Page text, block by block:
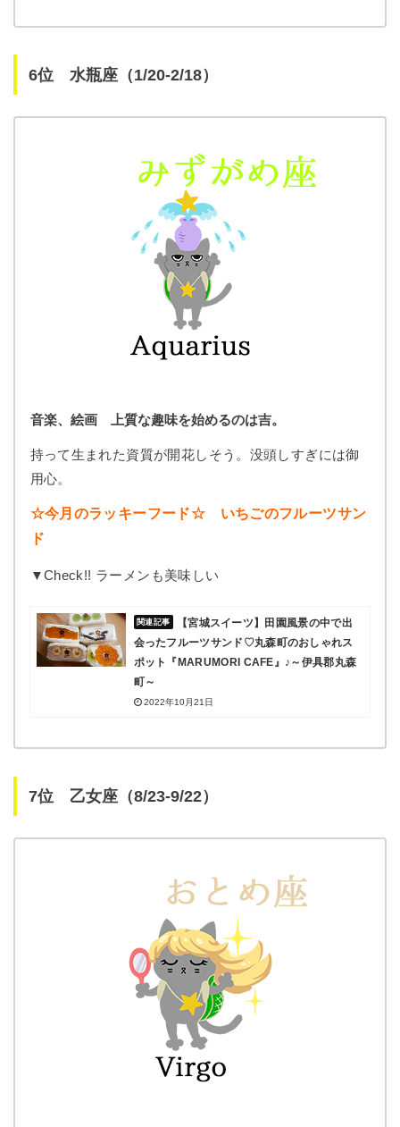
6位 水瓶座（1/20-2/18）
音楽、絵画 上質な趣味を始めるのは吉。
持って生まれた資質が開花しそう。没頭しすぎには御
用心。
☆今月のラッキーフード☆ いちごのフルーツサン
ド
▼Check!! ラーメンも美味しい
【宮城スイーツ】田園風景の中で出
会ったフルーツサンド♡丸森町のおしゃれス
ポット『MARUMORI CAFE』♪～伊具郡丸森
町～
2022年10月21日
7位 乙女座（8/23-9/22）